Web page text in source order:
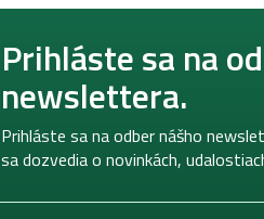
Prihláste sa na
newslettera.
Prihláste sa na odber nášho
sa dozvedia o novinkách,